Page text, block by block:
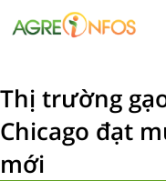
Thị trường
Chicago đạt
mới